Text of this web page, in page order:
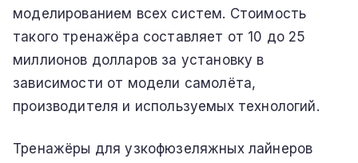
моделированием всех систем. Стоимость
такого тренажёра составляет от 10 до 25
миллионов долларов за установку в
зависимости от модели самолёта,
производителя и используемых технологий.
Тренажёры для узкофюзеляжных лайнеров